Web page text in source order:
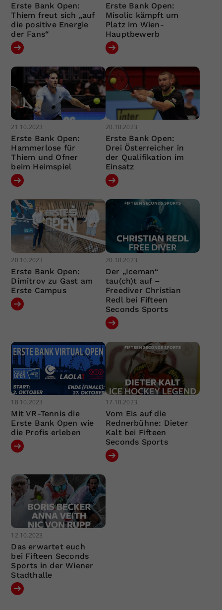
Erste Bank Open:
Thiem freut sich „auf
die positive Energie
der Fans“
Erste Bank Open:
Misolic kämpft um
Platz im Wien-
Hauptbewerb
21.10.2023
Erste Bank Open:
Hammerlose für
Thiem und Ofner
beim Heimspiel
20.10.2023
Erste Bank Open:
Drei Österreicher in
der Qualifikation im
Einsatz
20.10.2023
Erste Bank Open:
Dimitrov zu Gast am
Erste Campus
20.10.2023
Der „Iceman“
tau(ch)t auf –
Freediver Christian
Redl bei Fifteen
Seconds Sports
18.10.2023
Mit VR-Tennis die
Erste Bank Open wie
die Profis erleben
17.10.2023
Vom Eis auf die
Rednerbühne: Dieter
Kalt bei Fifteen
Seconds Sports
12.10.2023
Das erwartet euch
bei Fifteen Seconds
Sports in der Wiener
Stadthalle